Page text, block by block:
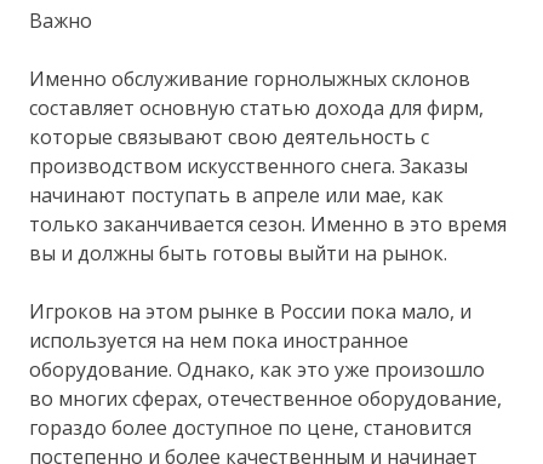
Важно
Именно обслуживание горнолыжных склонов
составляет основную статью дохода для фирм,
которые связывают свою деятельность с
производством искусственного снега. Заказы
начинают поступать в апреле или мае, как
только заканчивается сезон. Именно в это время
вы и должны быть готовы выйти на рынок.
Игроков на этом рынке в России пока мало, и
используется на нем пока иностранное
оборудование. Однако, как это уже произошло
во многих сферах, отечественное оборудование,
гораздо более доступное по цене, становится
постепенно и более качественным и начинает